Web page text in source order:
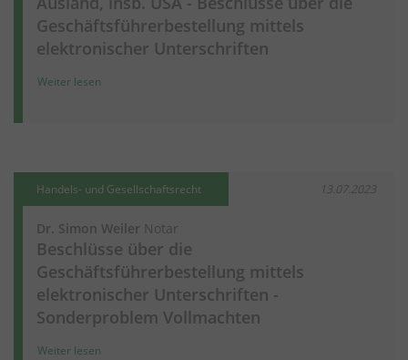
Geschäftsführerbestellung mittels
elektronischer Unterschriften
Weiter lesen
Handels- und Gesellschaftsrecht 13.07.2023
Dr. Simon Weiler Notar
Beschlüsse über die
Geschäftsführerbestellung mittels
elektronischer Unterschriften -
Sonderproblem Vollmachten
Weiter lesen